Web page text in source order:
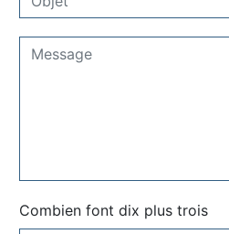
Combien font dix plus trois